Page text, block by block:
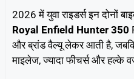
2026 में युवा राइडर्स इन दोनों
Royal Enfield Hunter 350
और ब्रांड वैल्यू लेकर आती है,
माइलेज, ज्यादा फीचर्स और हल्के